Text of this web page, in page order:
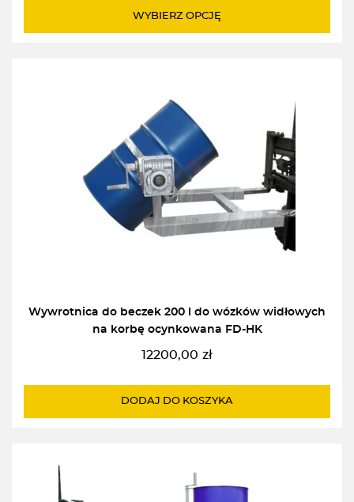
WYBIERZ OPCJĘ
Wywrotnica do beczek 200 l do wózków widłowych
na korbę ocynkowana FD-HK
12200,00 zł
DODAJ DO KOSZYKA